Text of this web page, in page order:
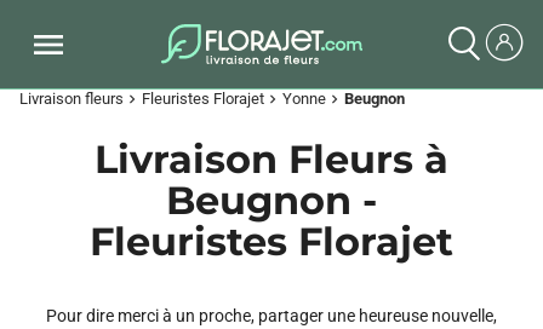
Livraison fleurs chevron_right Fleuristes Florajet chevron_right Yonne chevron_right Beugnon
Livraison Fleurs à
Beugnon -
Fleuristes Florajet
Pour dire merci à un proche, partager une heureuse nouvelle,